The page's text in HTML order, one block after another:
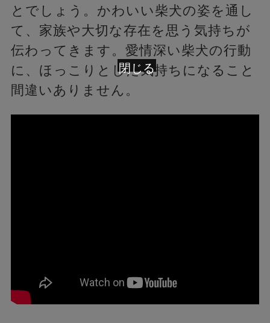
とでしょう。かわいい柴犬の姿を通し
て、家族や大切な存在を思う気持ちが
伝わってきます。愛情深い柴犬の行動
に、ほっこりとした気持ちになること
間違いありません。
閉じる